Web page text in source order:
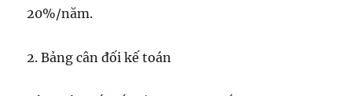
20%/năm.
2. Bảng cân đối kế toán